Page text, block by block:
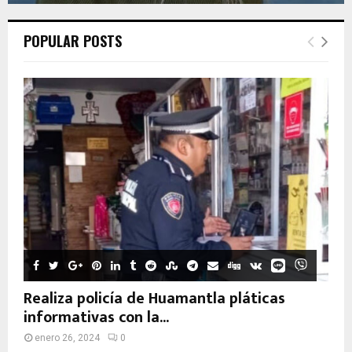
POPULAR POSTS
Realiza policía de Huamantla pláticas
informativas con la...
enero 26, 2024 0